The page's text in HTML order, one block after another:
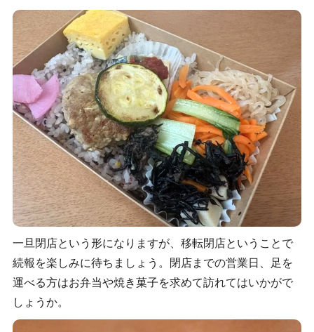
一旦閉店という形になりますが、移転閉店ということで
続報を楽しみに待ちましょう。閉店までの営業日、足を
運べる方はお弁当や焼き菓子を求めて訪れてはいかがで
しょうか。